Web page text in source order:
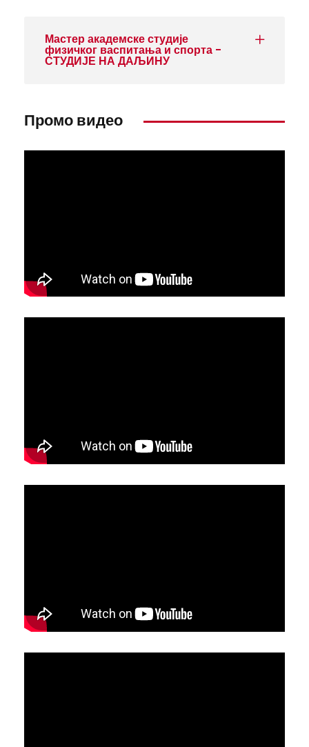
Мастер академске студије
физичког васпитања и спорта -
СТУДИЈЕ НА ДАЉИНУ
Промо видео